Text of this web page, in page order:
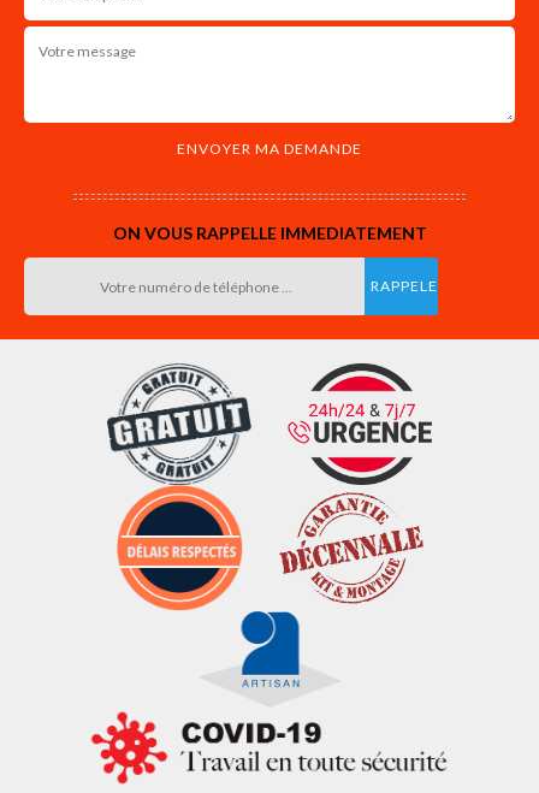
ON VOUS RAPPELLE IMMEDIATEMENT